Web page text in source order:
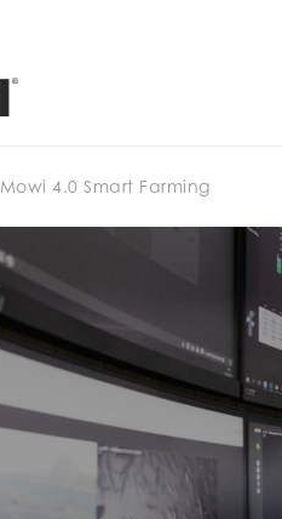
Mowi 4.0 Smart Farming